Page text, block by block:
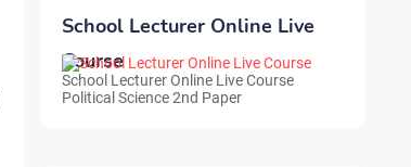
School Lecturer Online Live
Course
School Lecturer Online Live Course
Political Science 2nd Paper